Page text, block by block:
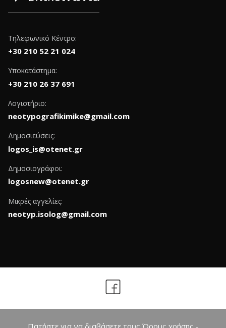
Τηλεφωνικό Κέντρο:
+30 210 52 21 024
Υποκατάστημα:
+30 210 26 37 691
Λογιστήριο:
neotypografikimike@gmail.com
Δημοσιεύσεις:
logos_is@otenet.gr
Δημοσιογράφοι:
logosnew@otenet.gr
Μικρές αγγελίες:
neotyp.isolog@gmail.com